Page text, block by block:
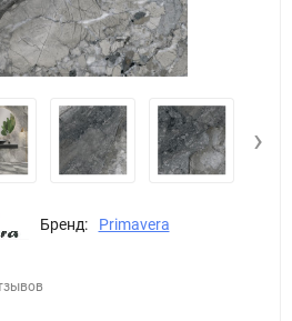
›
Бренд: Primavera